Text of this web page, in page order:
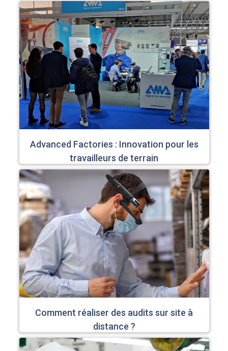
Advanced Factories : Innovation pour les
travailleurs de terrain
Comment réaliser des audits sur site à
distance ?